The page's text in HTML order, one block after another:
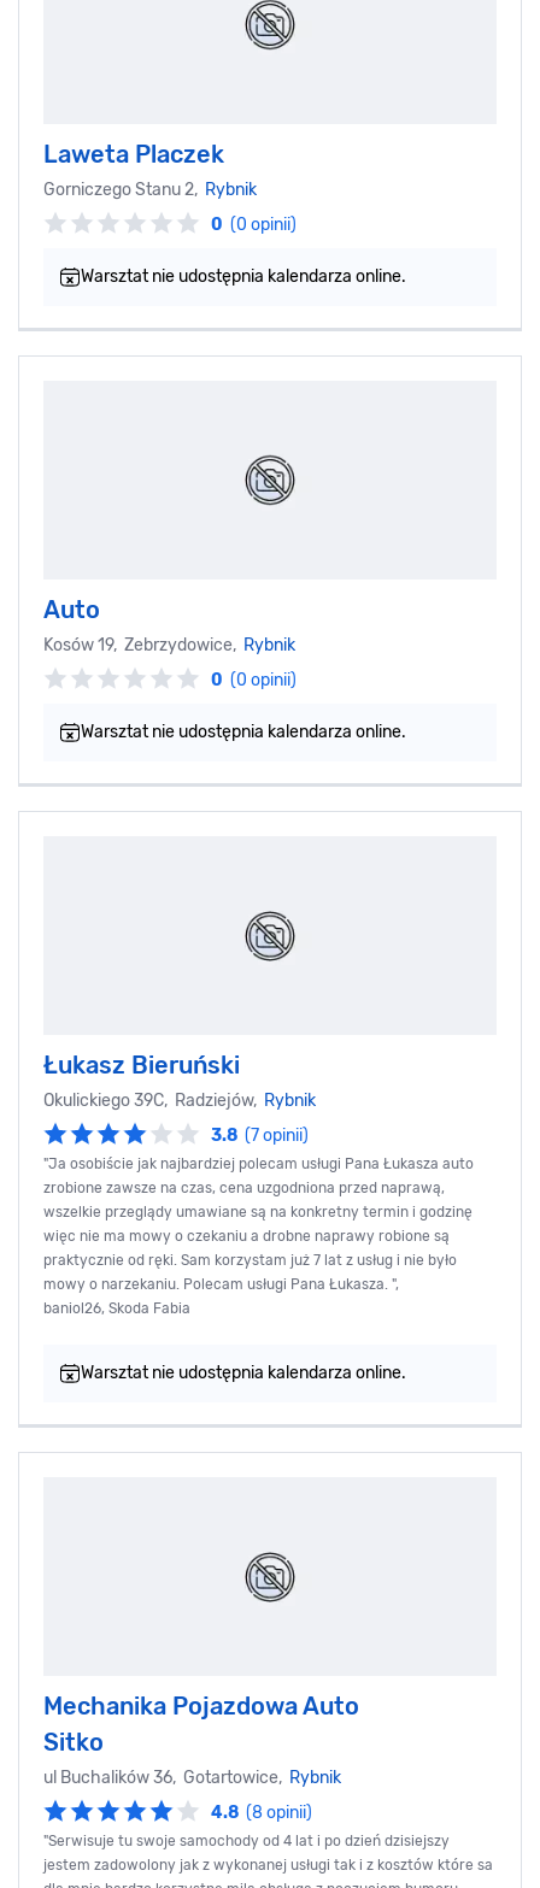
Laweta Placzek
Gorniczego Stanu 2, Rybnik
0 (0 opinii)
Warsztat nie udostępnia kalendarza online.
Auto
Kosów 19, Zebrzydowice, Rybnik
0 (0 opinii)
Warsztat nie udostępnia kalendarza online.
Łukasz Bieruński
Okulickiego 39C, Radziejów, Rybnik
3.8 (7 opinii)
"Ja osobiście jak najbardziej polecam usługi Pana Łukasza auto
zrobione zawsze na czas, cena uzgodniona przed naprawą,
wszelkie przeglądy umawiane są na konkretny termin i godzinę
więc nie ma mowy o czekaniu a drobne naprawy robione są
praktycznie od ręki. Sam korzystam już 7 lat z usług i nie było
mowy o narzekaniu. Polecam usługi Pana Łukasza. ",
baniol26, Skoda Fabia
Warsztat nie udostępnia kalendarza online.
Mechanika Pojazdowa Auto
Sitko
ul Buchalików 36, Gotartowice, Rybnik
4.8 (8 opinii)
"Serwisuje tu swoje samochody od 4 lat i po dzień dzisiejszy
jestem zadowolony jak z wykonanej usługi tak i z kosztów które sa